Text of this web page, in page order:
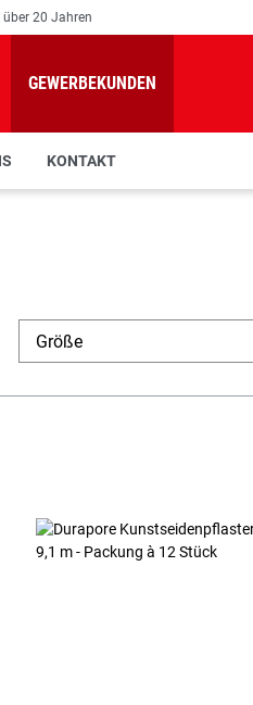
20 Jahren
GEWERBEKUNDEN
KONTAKT
Größe